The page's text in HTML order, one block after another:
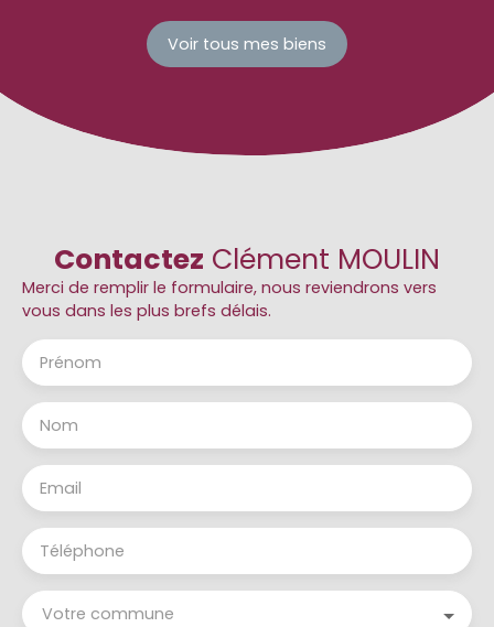
Voir tous mes biens
Contactez Clément MOULIN
Merci de remplir le formulaire, nous reviendrons vers
vous dans les plus brefs délais.
Prénom
Nom
Email
Téléphone
Votre commune